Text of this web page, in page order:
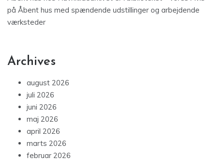
på Åbent hus med spændende udstillinger og arbejdende
værksteder
Archives
august 2026
juli 2026
juni 2026
maj 2026
april 2026
marts 2026
februar 2026